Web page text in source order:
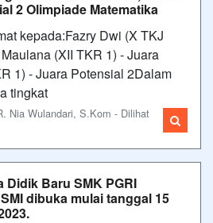
2 Olimpiade Matematika
kepada:Fazry Dwi (X TKJ
(XII TKR 1) - Juara
1) - Juara Potensial 2Dalam
tingkat
Nia Wulandari, S.Kom - Dilihat
Didik Baru SMK PGRI
dibuka mulai tanggal 15